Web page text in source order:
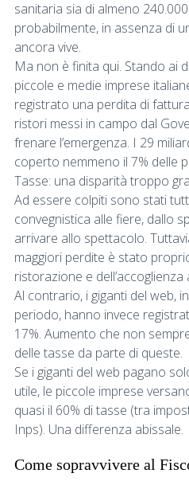
sanitaria sia di almeno
probabilmente, in assenza di
ancora vive.
Ma non è finita qui. Stando ai
piccole e medie imprese
registrato una perdita di
ristori messi in campo dal
frenare l’emergenza. I 29
coperto nemmeno il 7% delle
Tasse: una disparità troppo
Ad essere colpiti sono stati
convegnistica alle fiere, dallo
arrivare allo spettacolo.
maggiori perdite è stato
ristorazione e dell’accoglienza
Al contrario, i giganti del web,
periodo, hanno invece
17%. Aumento che non
delle tasse da parte di queste.
Se i giganti del web pagano
utile, le piccole imprese
quasi il 60% di tasse (tra
Inps). Una differenza abissale.
Come sopravvivere al